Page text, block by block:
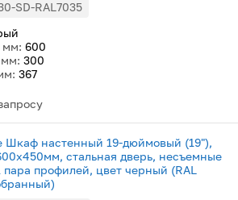
SD-RAL7035
600
мм: 300
367
Шкаф настенный 19-дюймовый (19"),
стальная дверь, несъемные
пара профилей, цвет черный (RAL